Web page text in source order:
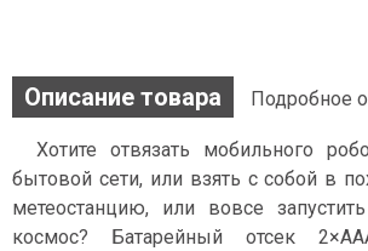
Описание товара Подробное
Хотите отвязать мобильного
бытовой сети, или взять с собой в
метеостанцию, или вовсе
космос? Батарейный отсек